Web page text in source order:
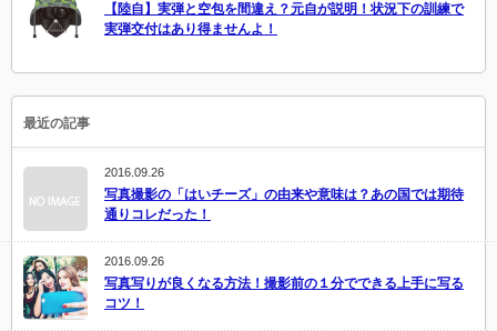
【陸自】実弾と空包を間違え？元自が説明！状況下の訓練で
実弾交付はあり得ませんよ！
最近の記事
2016.09.26
写真撮影の「はいチーズ」の由来や意味は？あの国では期待
通りコレだった！
2016.09.26
写真写りが良くなる方法！撮影前の１分でできる上手に写る
コツ！